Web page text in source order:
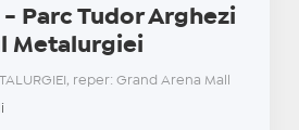
- Parc Tudor Arghezi
Metalurgiei
reper: Grand Arena Mall